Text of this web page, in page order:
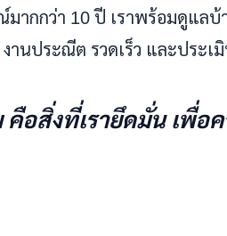
ากกว่า 10 ปี เราพร้อมดูแล
งานประณีต รวดเร็ว และประ
อสิ่งที่เรายึดมั่น เพื่อ